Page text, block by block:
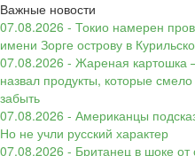
Важные новости
07.08.2026 - Токио намерен
имени Зорге острову в
07.08.2026 - Жареная картошка
назвал продукты, которые
забыть
07.08.2026 - Американцы
Но не учли русский характер
07.08.2026 - Британец в шоке